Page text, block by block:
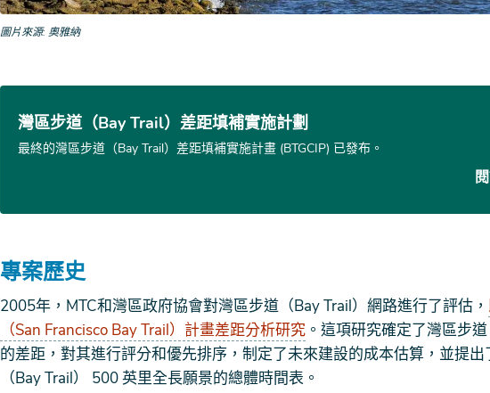
圖片來源 奧雅納
灣區步道（Bay Trail）差距填補實施計劃
最終的灣區步道（Bay Trail）差距填補實施計畫 (BTGCIP) 已發布。
專案歷史
2005年，MTC和灣區政府協會對灣區步道（Bay Trail）網路進行了評估，
（San Francisco Bay Trail）計畫差距分析研究 。這項研究確定了灣區步
的差距，對其進行評分和優先排序，制定了未來建設的成本估算，並提
（Bay Trail） 500 英里全長願景的總體時間表。